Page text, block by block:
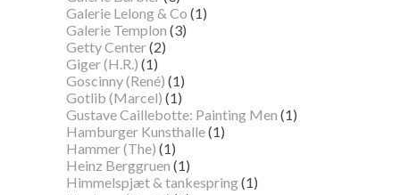
Galerie Lelong & Co (1)
Galerie Templon (3)
Getty Center(2)
Giger (H.R.) (1)
Goscinny (René) (1)
Gotlib (Marcel) (1)
Gustave Caillebotte: Painting Men (1)
Hamburger Kunsthalle(1)
Hammer (The) (1)
Heinz Berggruen (1)
Himmelspjæt & tankespring(1)